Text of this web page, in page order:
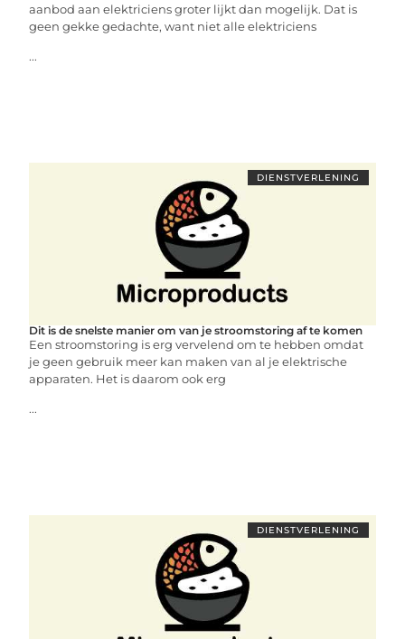
aanbod aan elektriciens groter lijkt dan mogelijk. Dat is
geen gekke gedachte, want niet alle elektriciens
...
DIENSTVERLENING
Dit is de snelste manier om van je stroomstoring af te komen
Een stroomstoring is erg vervelend om te hebben omdat
je geen gebruik meer kan maken van al je elektrische
apparaten. Het is daarom ook erg
...
DIENSTVERLENING